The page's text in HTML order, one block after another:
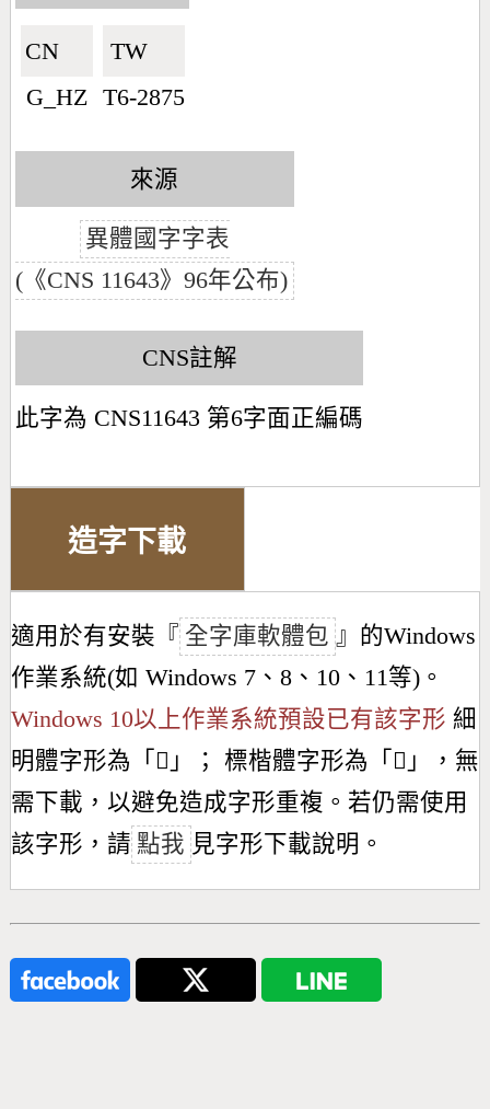
CN🇨🇳
G_HZ
TW🇹🇼
T6-2875
來源
異體國字字表
(《CNS 11643》96年公布)
CNS註解
此字為 CNS11643 第6字面正編碼
造字下載
適用於有安裝『 全字庫軟體包 』的Windows
作業系統(如 Windows 7、8、10、11等)。
Windows 10以上作業系統預設已有該字形 細
明體字形為「 𦒳 」； 標楷體字形為「 𦒳 」，無
需下載，以避免造成字形重複。若仍需使用
該字形，請 點我 見字形下載說明。